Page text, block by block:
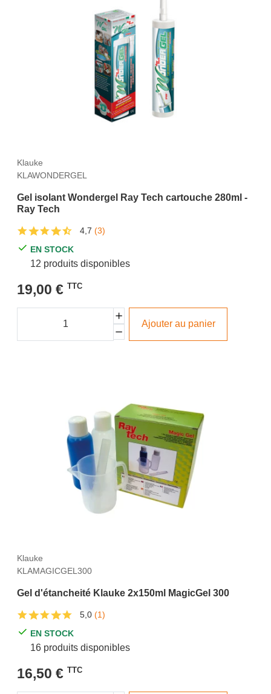
Klauke
KLAWONDERGEL
Gel isolant Wondergel Ray Tech cartouche 280ml -
Ray Tech
4,7 (3)
EN STOCK
12 produits disponibles
19,00 € TTC
Ajouter au panier
Klauke
KLAMAGICGEL300
Gel d'étancheité Klauke 2x150ml MagicGel 300
5,0 (1)
EN STOCK
16 produits disponibles
16,50 € TTC